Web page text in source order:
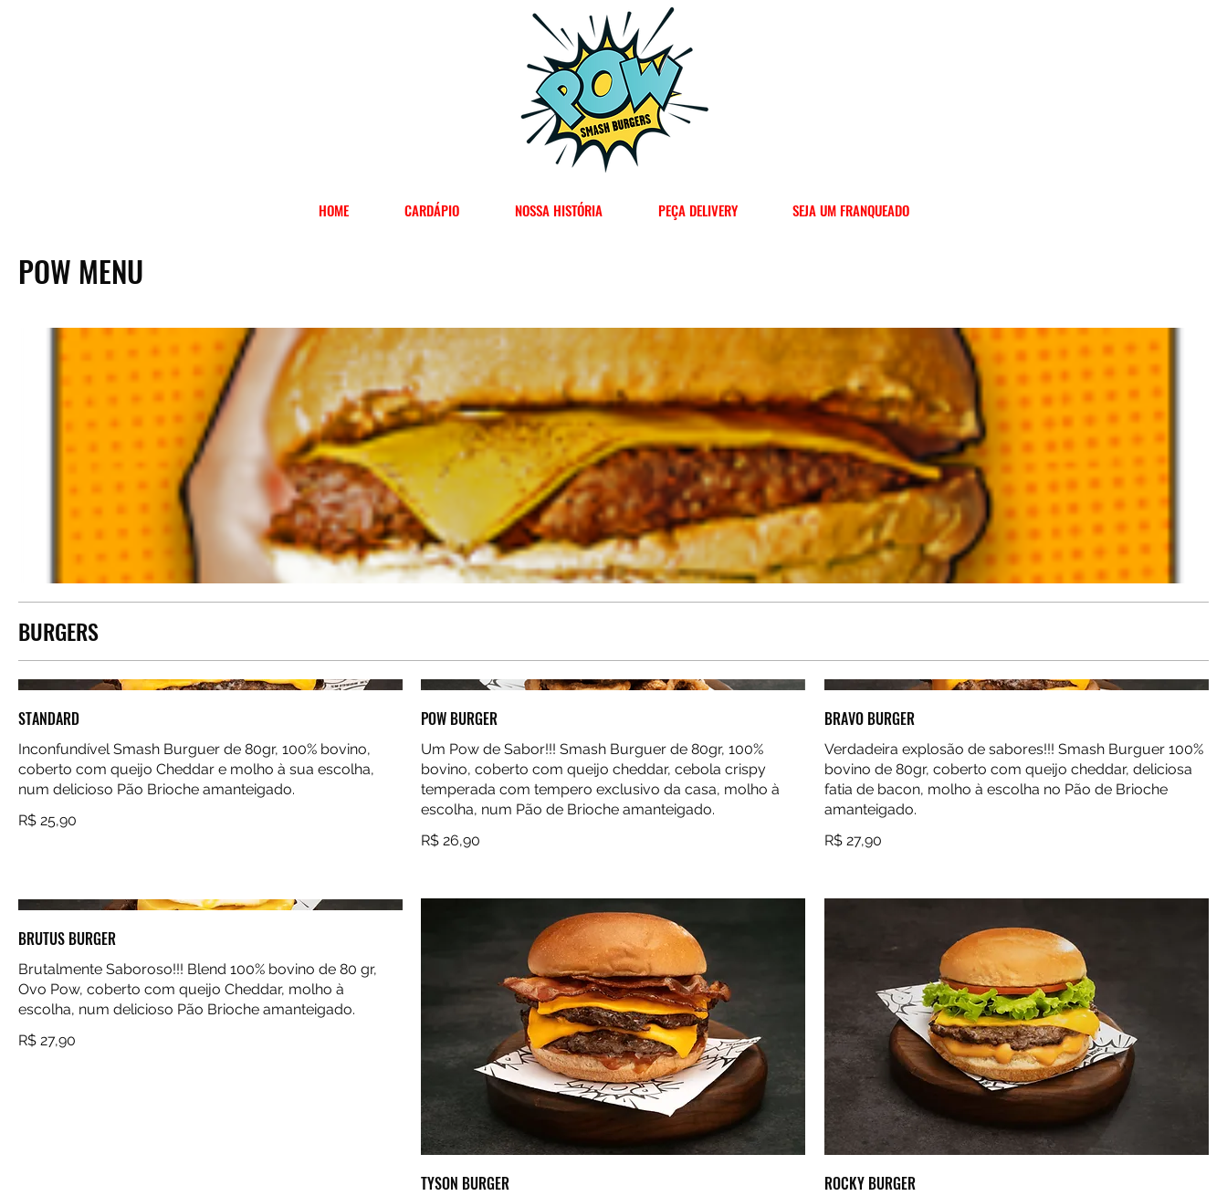
HOME CARDÁPIO NOSSA HISTÓRIA PEÇA DELIVERY SEJA UM FRANQUEADO
POW MENU
BURGERS
STANDARD
Inconfundível Smash Burguer de 80gr, 100% bovino,
coberto com queijo Cheddar e molho à sua escolha,
R$ 25,90
POW BURGER
Um Pow de Sabor!!! Smash Burguer de 80gr, 100%
bovino, coberto com queijo cheddar, cebola crispy
temperada com tempero exclusivo da casa, molho à
R$ 26,90
BRAVO BURGER
Verdadeira explosão de sabores!!! Smash Burguer 100%
bovino de 80gr, coberto com queijo cheddar, deliciosa
fatia de bacon, molho à escolha no Pão de Brioche
R$ 27,90
BRUTUS BURGER
Brutalmente Saboroso!!! Blend 100% bovino de 80 gr,
Ovo Pow, coberto com queijo Cheddar, molho à
escolha, num delicioso Pão Brioche amanteigado.
R$ 27,90
TYSON BURGER ROCKY BURGER